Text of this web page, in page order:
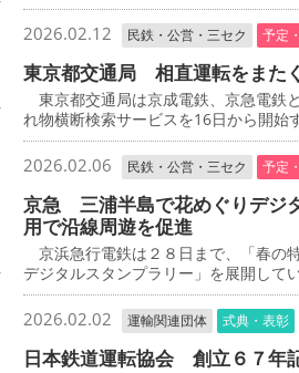
2026.02.12 民鉄・公営・三セク 予定
東京都交通局 相直運転をまた
東京都交通局は京成電鉄、京急電鉄
れ物横断検索サービスを16日から開始
2026.02.06 民鉄・公営・三セク 予定
京急 三浦半島で花めぐりデ
用で沿線周遊を促進
京浜急行電鉄は２８日まで、「春の
デジタルスタンプラリー」を展開してい
2026.02.02 運輸関連団体 式典・表彰
日本鉄道運転協会 創立６７年